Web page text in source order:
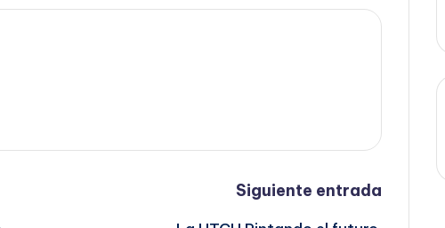
Siguiente entrada